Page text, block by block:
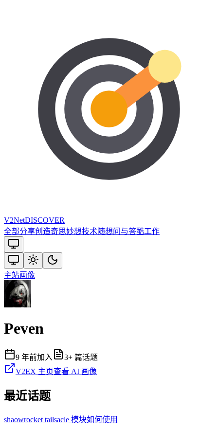
V2NetDISCOVER
全部分享创造奇思妙想技术随想问与答酷工作
主站画像
Peven
9 年前加入 3+ 篇话题
V2EX 主页查看 AI 画像
最近话题
shaowrocket tailsacle 模块如何使用